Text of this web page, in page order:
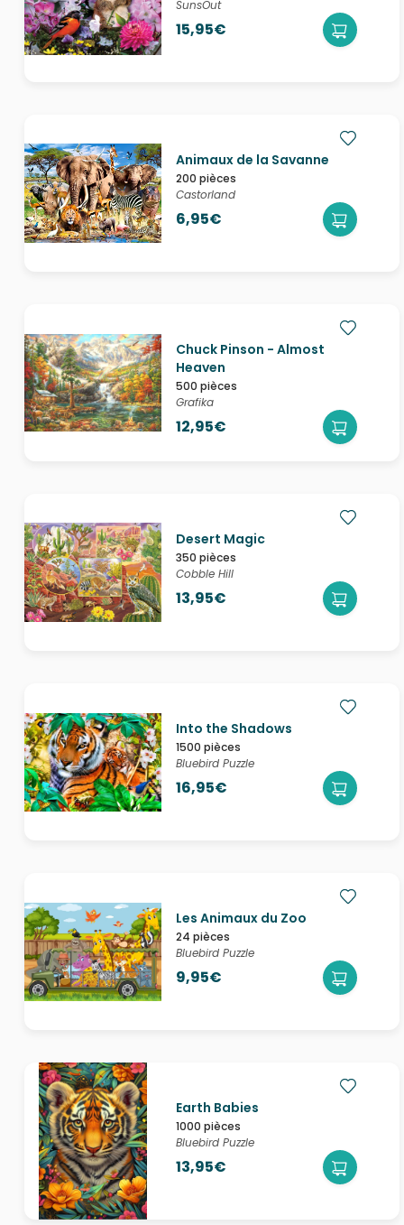
SunsOut
15,95€
Animaux de la Savanne
200 pièces
Castorland
6,95€
Chuck Pinson - Almost
Heaven
500 pièces
Grafika
12,95€
Desert Magic
350 pièces
Cobble Hill
13,95€
Into the Shadows
1500 pièces
Bluebird Puzzle
16,95€
Les Animaux du Zoo
24 pièces
Bluebird Puzzle
9,95€
Earth Babies
1000 pièces
Bluebird Puzzle
13,95€